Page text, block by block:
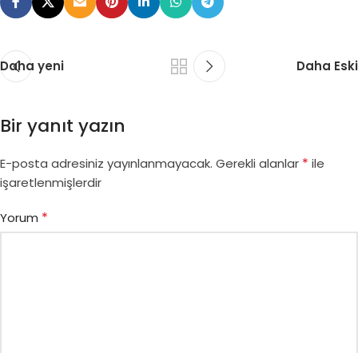
Daha yeni Daha Eski
Bir yanıt yazın
E-posta adresiniz yayınlanmayacak. Gerekli alanlar * ile
işaretlenmişlerdir
Yorum *